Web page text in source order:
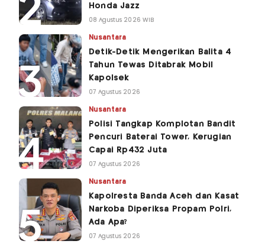
Honda Jazz
08 Agustus 2026 WIB
Nusantara
Detik-Detik Mengerikan Balita 4
Tahun Tewas Ditabrak Mobil
Kapolsek
07 Agustus 2026
Nusantara
Polisi Tangkap Komplotan Bandit
Pencuri Baterai Tower, Kerugian
Capai Rp432 Juta
07 Agustus 2026
Nusantara
Kapolresta Banda Aceh dan Kasat
Narkoba Diperiksa Propam Polri,
Ada Apa?
07 Agustus 2026